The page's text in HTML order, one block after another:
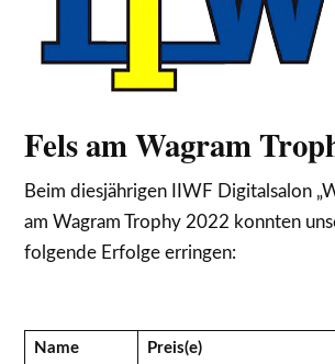
Fels am Wagram
Beim diesjährigen IIWF Digitalsalon
am Wagram Trophy 2022 konnten
folgende Erfolge erringen:
Name Preis(e)